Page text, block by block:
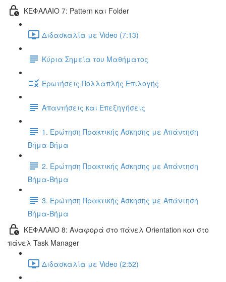
ΚΕΦΑΛΑΙΟ 7: Pattern και Folder
Διδασκαλία με Video (7:13)
Κύρια Σημεία του Μαθήματος
Ερωτήσεις Πολλαπλής Επιλογής
Απαντήσεις και Επεξηγήσεις
1. Ερώτηση Πρακτικής Άσκησης με Απάντηση
Βήμα-Βήμα
2. Ερώτηση Πρακτικής Άσκησης με Απάντηση
Βήμα-Βήμα
3. Ερώτηση Πρακτικής Άσκησης με Απάντηση
Βήμα-Βήμα
ΚΕΦΑΛΑΙΟ 8: Αναφορά στο πάνελ Orientation και στο
πάνελ Task Manager
Διδασκαλία με Video (2:52)